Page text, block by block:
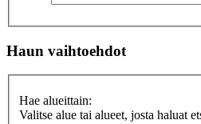
Haun vaihtoehdot
Hae alueittain:
Valitse alue tai alueet, josta haluat